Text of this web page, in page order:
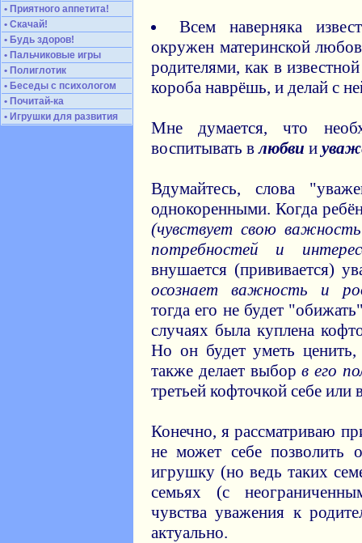
• Приятного аппетита!
• Скачай!
• Будь здоров!
• Пальчиковые игры
• Полиглотик
• Беседы с психологом
• Почитай-ка
• Игрушки для развития
Всем наверняка
окружен материнской
родителями, как в
короба наврёшь, и делай с
Мне думается, что
воспитывать влюбви и
Вдумайтесь, слова
однокоренными. Когда
(чувствует свою
потребностей и
внушается (прививается)
осознает важность и
тогда его не будет
случаях была куплена
Но он будет уметь
также делает выборв его
третьей кофточкой себе
Конечно, я рассматриваю
не может себе позволить
игрушку (но ведь таких
семьях (с
чувства уважения к
актуально.